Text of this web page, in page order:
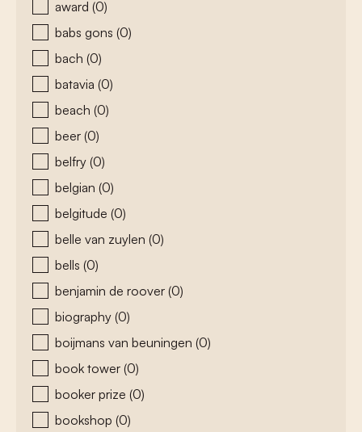
award (0)
babs gons (0)
bach (0)
batavia (0)
beach (0)
beer (0)
belfry (0)
belgian (0)
belgitude (0)
belle van zuylen (0)
bells (0)
benjamin de roover (0)
biography (0)
boijmans van beuningen (0)
book tower (0)
booker prize (0)
bookshop (0)